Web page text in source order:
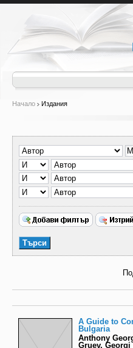
Начало Издания
A Guide to
Bulgaria
Anthony
Gruev, Georgi